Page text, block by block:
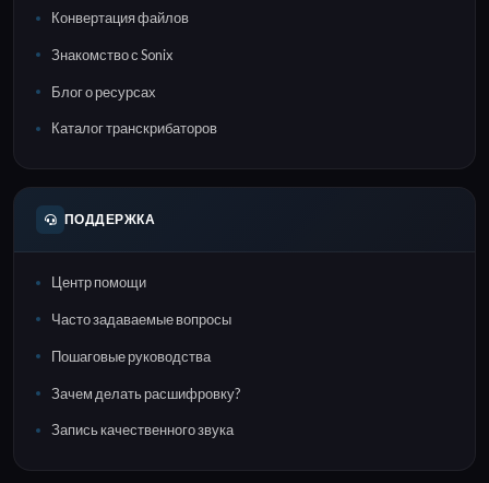
Конвертация файлов
Знакомство с Sonix
Блог о ресурсах
Каталог транскрибаторов
ПОДДЕРЖКА
Центр помощи
Часто задаваемые вопросы
Пошаговые руководства
Зачем делать расшифровку?
Запись качественного звука